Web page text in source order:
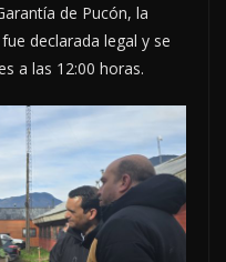
de Pucón, la
declarada legal y se
a las 12:00 horas.